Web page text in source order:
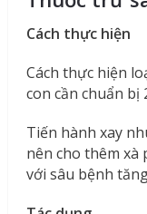
Cách thực hiện
Cách thực hiện
con cần chuẩn bị
Tiến hành xay
nên cho thêm
với sâu bệnh